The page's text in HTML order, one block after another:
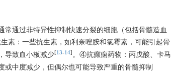
通过非特异性抑制快速分裂的细胞（包括骨髓造血
素：一些抗生素，如利奈唑胺和氯霉素，可能引起骨
导致血小板减少[13-14] 。④抗癫痫药物：丙戊酸、卡马
中度减少，但偶尔也可能导致严重的骨髓抑制